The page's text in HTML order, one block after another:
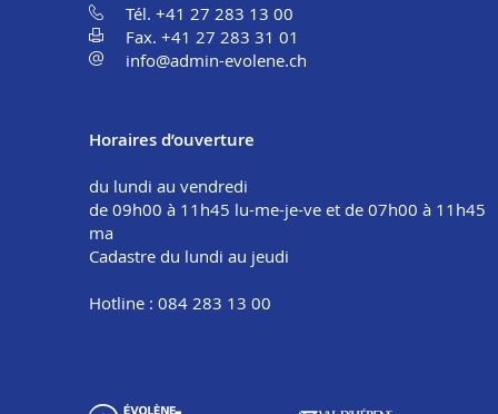
Tél. +41 27 283 13 00
Fax. +41 27 283 31 01
info@admin-evolene.ch
Horaires d’ouverture
du lundi au vendredi
de 09h00 à 11h45 lu-me-je-ve et de 07h00 à 11h45
ma
Cadastre du lundi au jeudi
Hotline : 084 283 13 00